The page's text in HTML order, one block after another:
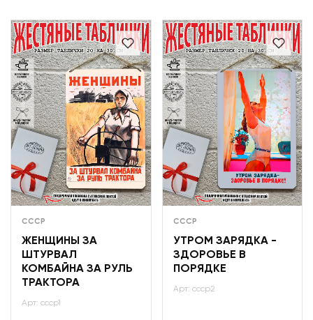
СССР
ЖЕНЩИНЫ ЗА
ШТУРВАЛ
КОМБАЙНА ЗА РУЛЬ
ТРАКТОРА
Арт: ссср1
СССР
УТРОМ ЗАРЯДКА -
ЗДОРОВЬЕ В
ПОРЯДКЕ
Арт: ссср2